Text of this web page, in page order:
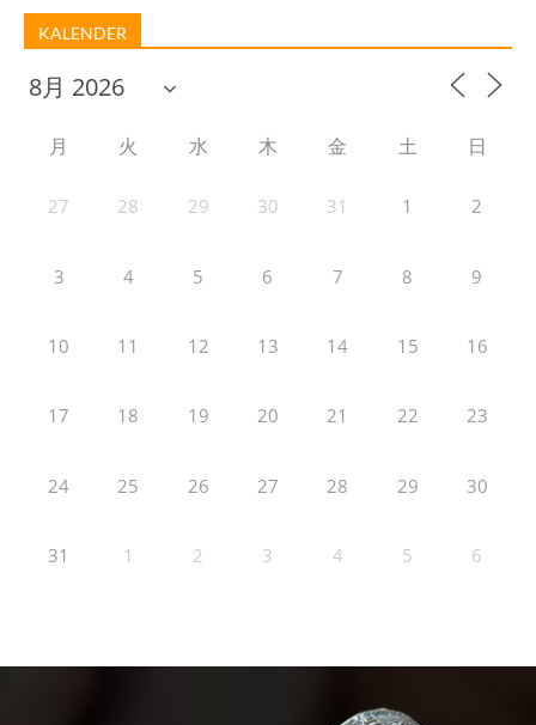
KALENDER
月 火 水 木 金 土 日
27 28 29 30 31 1 2
3 4 5 6 7 8 9
10 11 12 13 14 15 16
17 18 19 20 21 22 23
24 25 26 27 28 29 30
31 1 2 3 4 5 6